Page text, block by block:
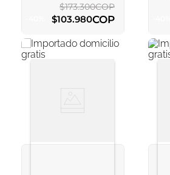
$173.300COP
$103.980COP
AGREGAR AL CARRITO